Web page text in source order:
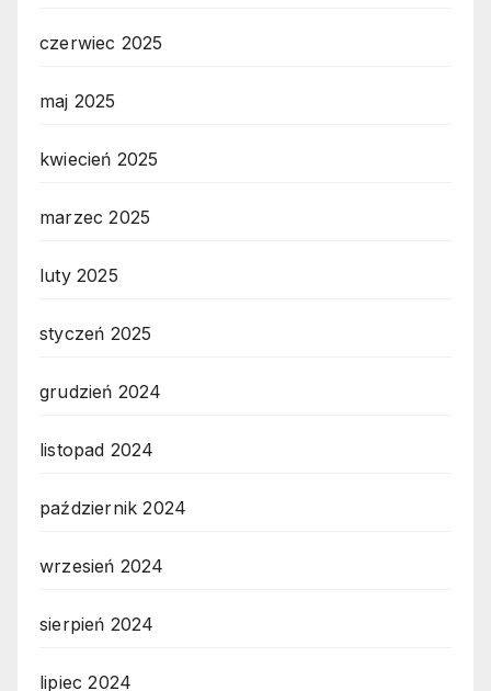
czerwiec 2025
maj 2025
kwiecień 2025
marzec 2025
luty 2025
styczeń 2025
grudzień 2024
listopad 2024
październik 2024
wrzesień 2024
sierpień 2024
lipiec 2024